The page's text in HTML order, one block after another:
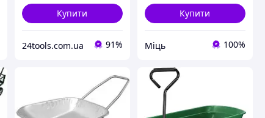
Купити
24tools.com.ua 91%
Купити
Міць 100%